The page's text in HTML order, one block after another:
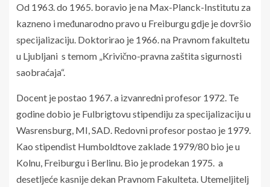
Od 1963. do 1965. boravio je na Max-Planck-Institutu za
kazneno i međunarodno pravo u Freiburgu gdje je dovršio
specijalizaciju. Doktorirao je 1966. na Pravnom fakultetu
u Ljubljani s temom „Krivično-pravna zaštita sigurnosti
saobraćaja“.
Docent je postao 1967. a izvanredni profesor 1972. Te
godine dobio je Fulbrigtovu stipendiju za specijalizaciju u
Wasrensburg, MI, SAD. Redovni profesor postao je 1979.
Kao stipendist Humboldtove zaklade 1979/80 bio je u
Kolnu, Freiburgu i Berlinu. Bio je prodekan 1975. a
desetljeće kasnije dekan Pravnom Fakulteta. Utemeljitelj